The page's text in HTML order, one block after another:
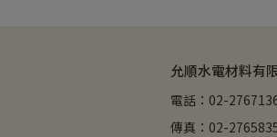
允順水電材料有
電話：02-
傳真：02-